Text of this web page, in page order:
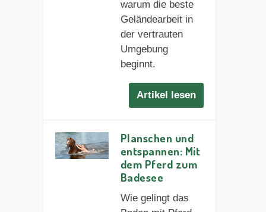
warum die beste
Geländearbeit in
der vertrauten
Umgebung
beginnt.
Artikel lesen
Planschen und
entspannen: Mit
dem Pferd zum
Badesee
Wie gelingt das